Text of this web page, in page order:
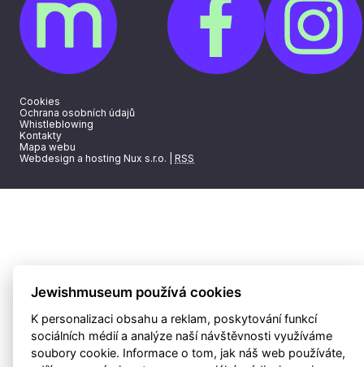
Cookies
Ochrana osobních údajů
Whistleblowing
Kontakty
Mapa webu
Webdesign a hosting Nux s.r.o.
RSS
Jewishmuseum používá cookies
K personalizaci obsahu a reklam, poskytování funkcí
sociálních médií a analýze naší návštěvnosti využíváme
soubory cookie. Informace o tom, jak náš web používáte,